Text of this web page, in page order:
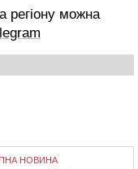
регіону можна
НОВИНА